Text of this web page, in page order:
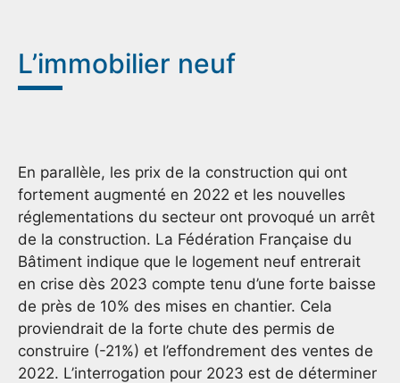
L’immobilier neuf
En parallèle, les prix de la construction qui ont
fortement augmenté en 2022 et les nouvelles
réglementations du secteur ont provoqué un arrêt
de la construction. La Fédération Française du
Bâtiment indique que le logement neuf entrerait
en crise dès 2023 compte tenu d’une forte baisse
de près de 10% des mises en chantier. Cela
proviendrait de la forte chute des permis de
construire (-21%) et l’effondrement des ventes de
2022. L’interrogation pour 2023 est de déterminer